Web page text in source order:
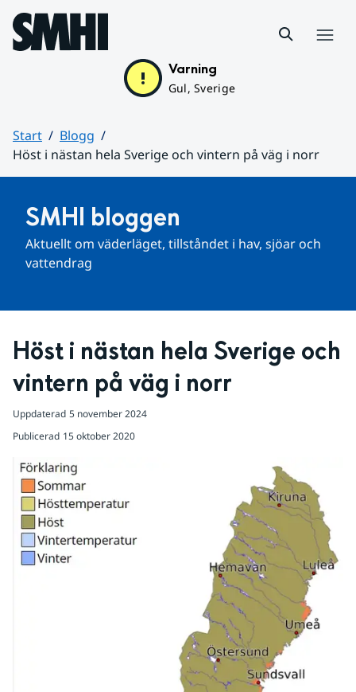
Hoppa till sidans innehåll
Varning
Gul, Sverige
Start
Blogg
Höst i nästan hela Sverige och vintern på väg i norr
SMHI bloggen
Aktuellt om väderläget, tillståndet i hav, sjöar och
vattendrag
Höst i nästan hela Sverige och
vintern på väg i norr
Uppdaterad 5 november 2024
Publicerad 15 oktober 2020